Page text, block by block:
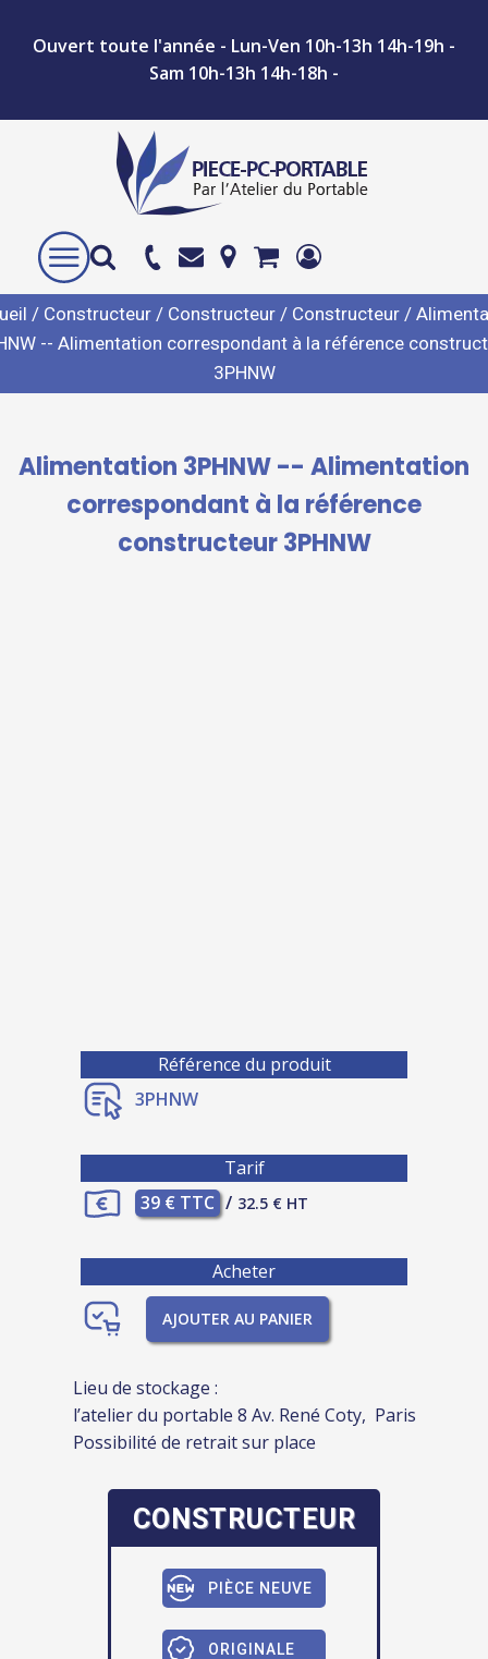
Ouvert toute l'année - Lun-Ven 10h-13h 14h-19h -
Sam 10h-13h 14h-18h -
/ Constructeur / Constructeur / Constructeur /
-- Alimentation correspondant à la référence
3PHNW
Alimentation 3PHNW -- Alimentation
correspondant à la référence
constructeur 3PHNW
Référence du produit
3PHNW
Tarif
39 € TTC / 32.5 € HT
Acheter
AJOUTER AU PANIER
Lieu de stockage :
l’atelier du portable 8 Av. René Coty, Paris
Possibilité de retrait sur place
CONSTRUCTEUR
PIÈCE NEUVE
ORIGINALE